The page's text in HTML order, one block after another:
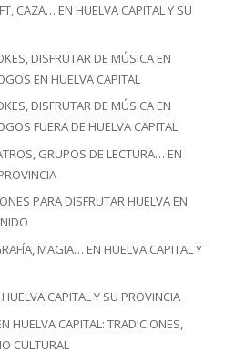
CAZA… EN HUELVA CAPITAL Y SU
DISFRUTAR DE MÚSICA EN
EN HUELVA CAPITAL
DISFRUTAR DE MÚSICA EN
FUERA DE HUELVA CAPITAL
GRUPOS DE LECTURA… EN
PARA DISFRUTAR HUELVA EN
MAGIA… EN HUELVA CAPITAL Y
CAPITAL Y SU PROVINCIA
HUELVA CAPITAL: TRADICIONES,
CULTURAL